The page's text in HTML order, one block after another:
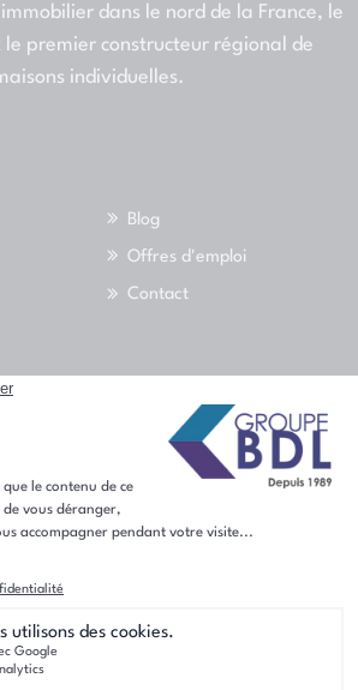
dans le nord de la France, le
le premier constructeur régional de
individuelles.
Blog
Offres d'emploi
Contact